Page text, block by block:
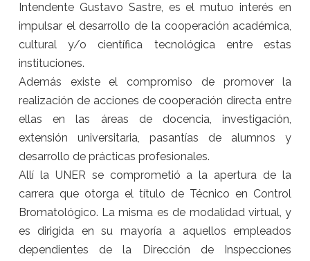
Intendente Gustavo Sastre, es el mutuo interés en
impulsar el desarrollo de la cooperación académica,
cultural y/o científica tecnológica entre estas
instituciones.
Además existe el compromiso de promover la
realización de acciones de cooperación directa entre
ellas en las áreas de docencia, investigación,
extensión universitaria, pasantías de alumnos y
desarrollo de prácticas profesionales.
Allí la UNER se comprometió a la apertura de la
carrera que otorga el título de Técnico en Control
Bromatológico. La misma es de modalidad virtual, y
es dirigida en su mayoría a aquellos empleados
dependientes de la Dirección de Inspecciones